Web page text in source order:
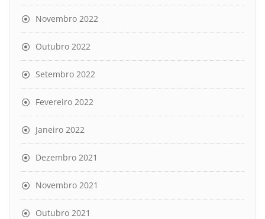
Novembro 2022
Outubro 2022
Setembro 2022
Fevereiro 2022
Janeiro 2022
Dezembro 2021
Novembro 2021
Outubro 2021